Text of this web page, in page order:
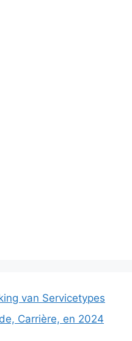
van Servicetypes
Carrière, en 2024